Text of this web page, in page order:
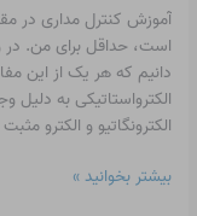
آموزش کنترل مداری در
است، حداقل برای من.
دانیم که هر یک از این
الکترواستاتیکی به
الکترونگاتیو و الکترو
مقابل
مداری
بیشتر بخوانید »